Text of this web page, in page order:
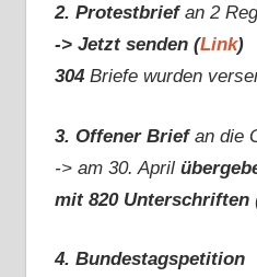
2. Protestbrief an 2
-> Jetzt senden (Link)
304Briefe wurden
3. Offener Brief an die
-> am 30. April
mit 820 Unterschriften
4. Bundestagspetition